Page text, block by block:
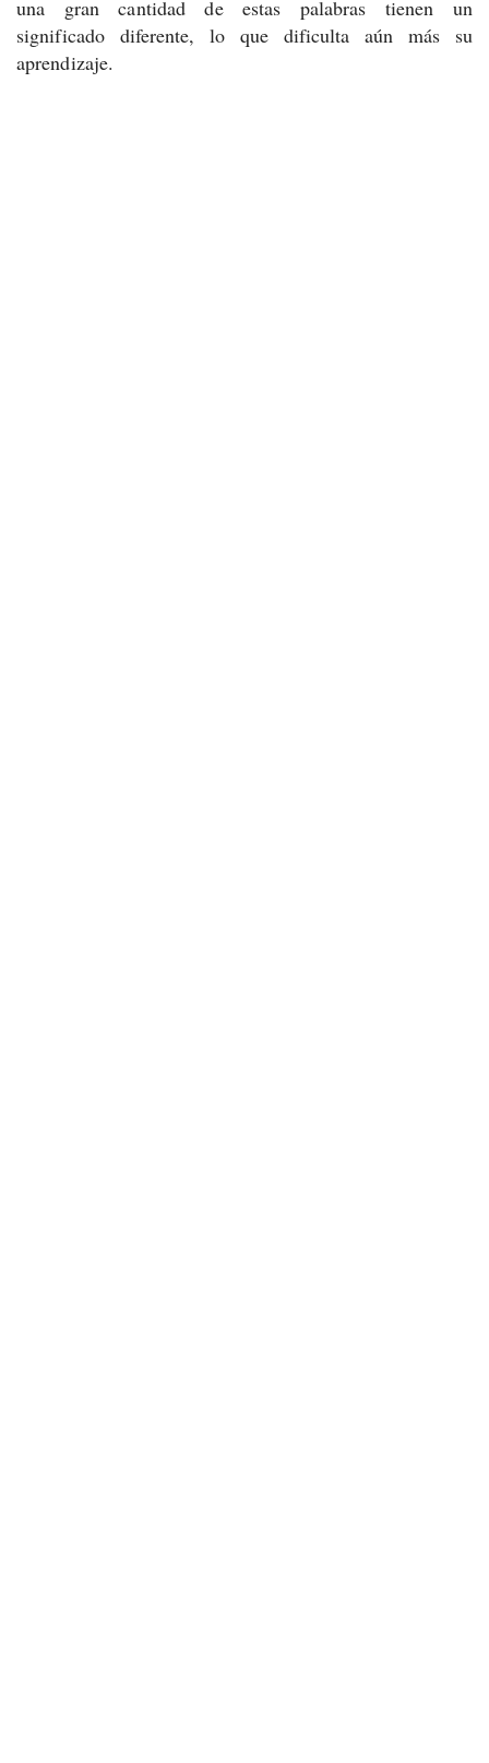
una gran cantidad de estas palabras tienen un
significado diferente, lo que dificulta aún más su
aprendizaje.